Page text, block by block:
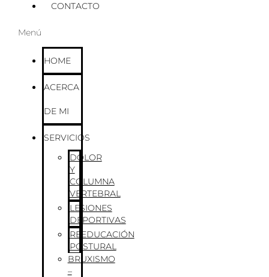
CONTACTO
Menú
HOME
ACERCA
DE MI
SERVICIOS
DOLOR
Y
COLUMNA
VERTEBRAL
LESIONES
DEPORTIVAS
REEDUCACIÓN
POSTURAL
BRUXISMO
–